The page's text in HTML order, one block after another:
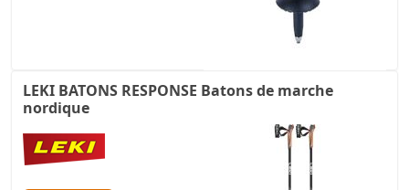
LEKI BATONS RESPONSE Batons de marche
nordique